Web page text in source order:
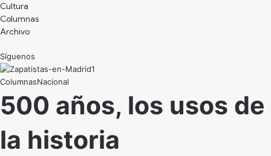
Cultura
Archivo
Síguenos
Nacional
500 años, los usos de
la historia